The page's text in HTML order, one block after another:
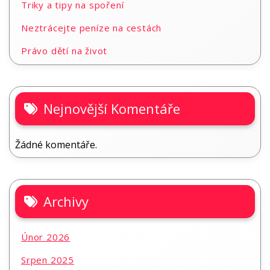
Triky a tipy na spoření
Neztrácejte peníze na cestách
Právo dětí na život
Nejnovější Komentáře
Žádné komentáře.
Archivy
Únor 2026
Srpen 2025